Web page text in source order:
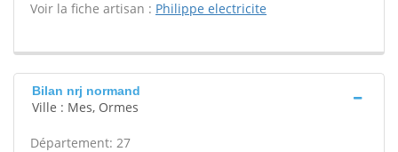
Voir la fiche artisan : Philippe electricite
Bilan nrj normand
Ville : Mes, Ormes
Département: 27